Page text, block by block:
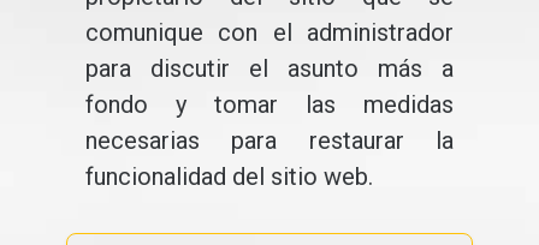
comunique con el administrador
para discutir el asunto más a
fondo y tomar las medidas
necesarias para restaurar la
funcionalidad del sitio web.